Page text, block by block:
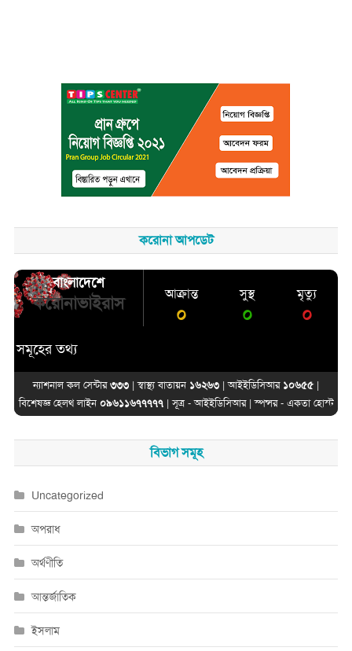
করোনা আপডেট
বাংলাদেশে
করোনাভাইরাস আক্রান্ত
০
সুস্থ
০
মৃত্যু
০
তথ্য
ন্যাশনাল কল সেন্টার৩৩৩ | স্বাস্থ্য বাতায়ন ১৬২৬৩ | আইইডিসিআর ১০৬৫৫|
বিশেষজ্ঞ হেলথ লাইন ০৯৬১১৬৭৭৭৭৭| সূত্র -আইইডিসিআর| স্পন্সর - একতা হোস্ট
বিভাগ সমূহ
Uncategorized
অপরাধ
অর্থণীতি
আন্তর্জাতিক
ইসলাম